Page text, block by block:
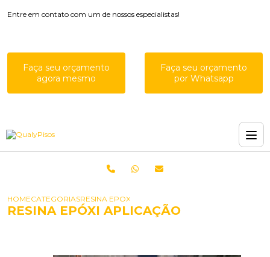
Entre em contato com um de nossos especialistas!
Faça seu orçamento
agora mesmo
Faça seu orçamento
por Whatsapp
HOMECATEGORIASRESINA EPOXI APLICACAO
RESINA EPÓXI APLICAÇÃO